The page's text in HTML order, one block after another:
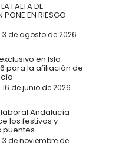
FALTA DE
PONE EN RIESGO
de agosto de 2026
en Isla
para la afiliación de
de junio de 2026
Andalucía
los festivos y
puentes
de noviembre de